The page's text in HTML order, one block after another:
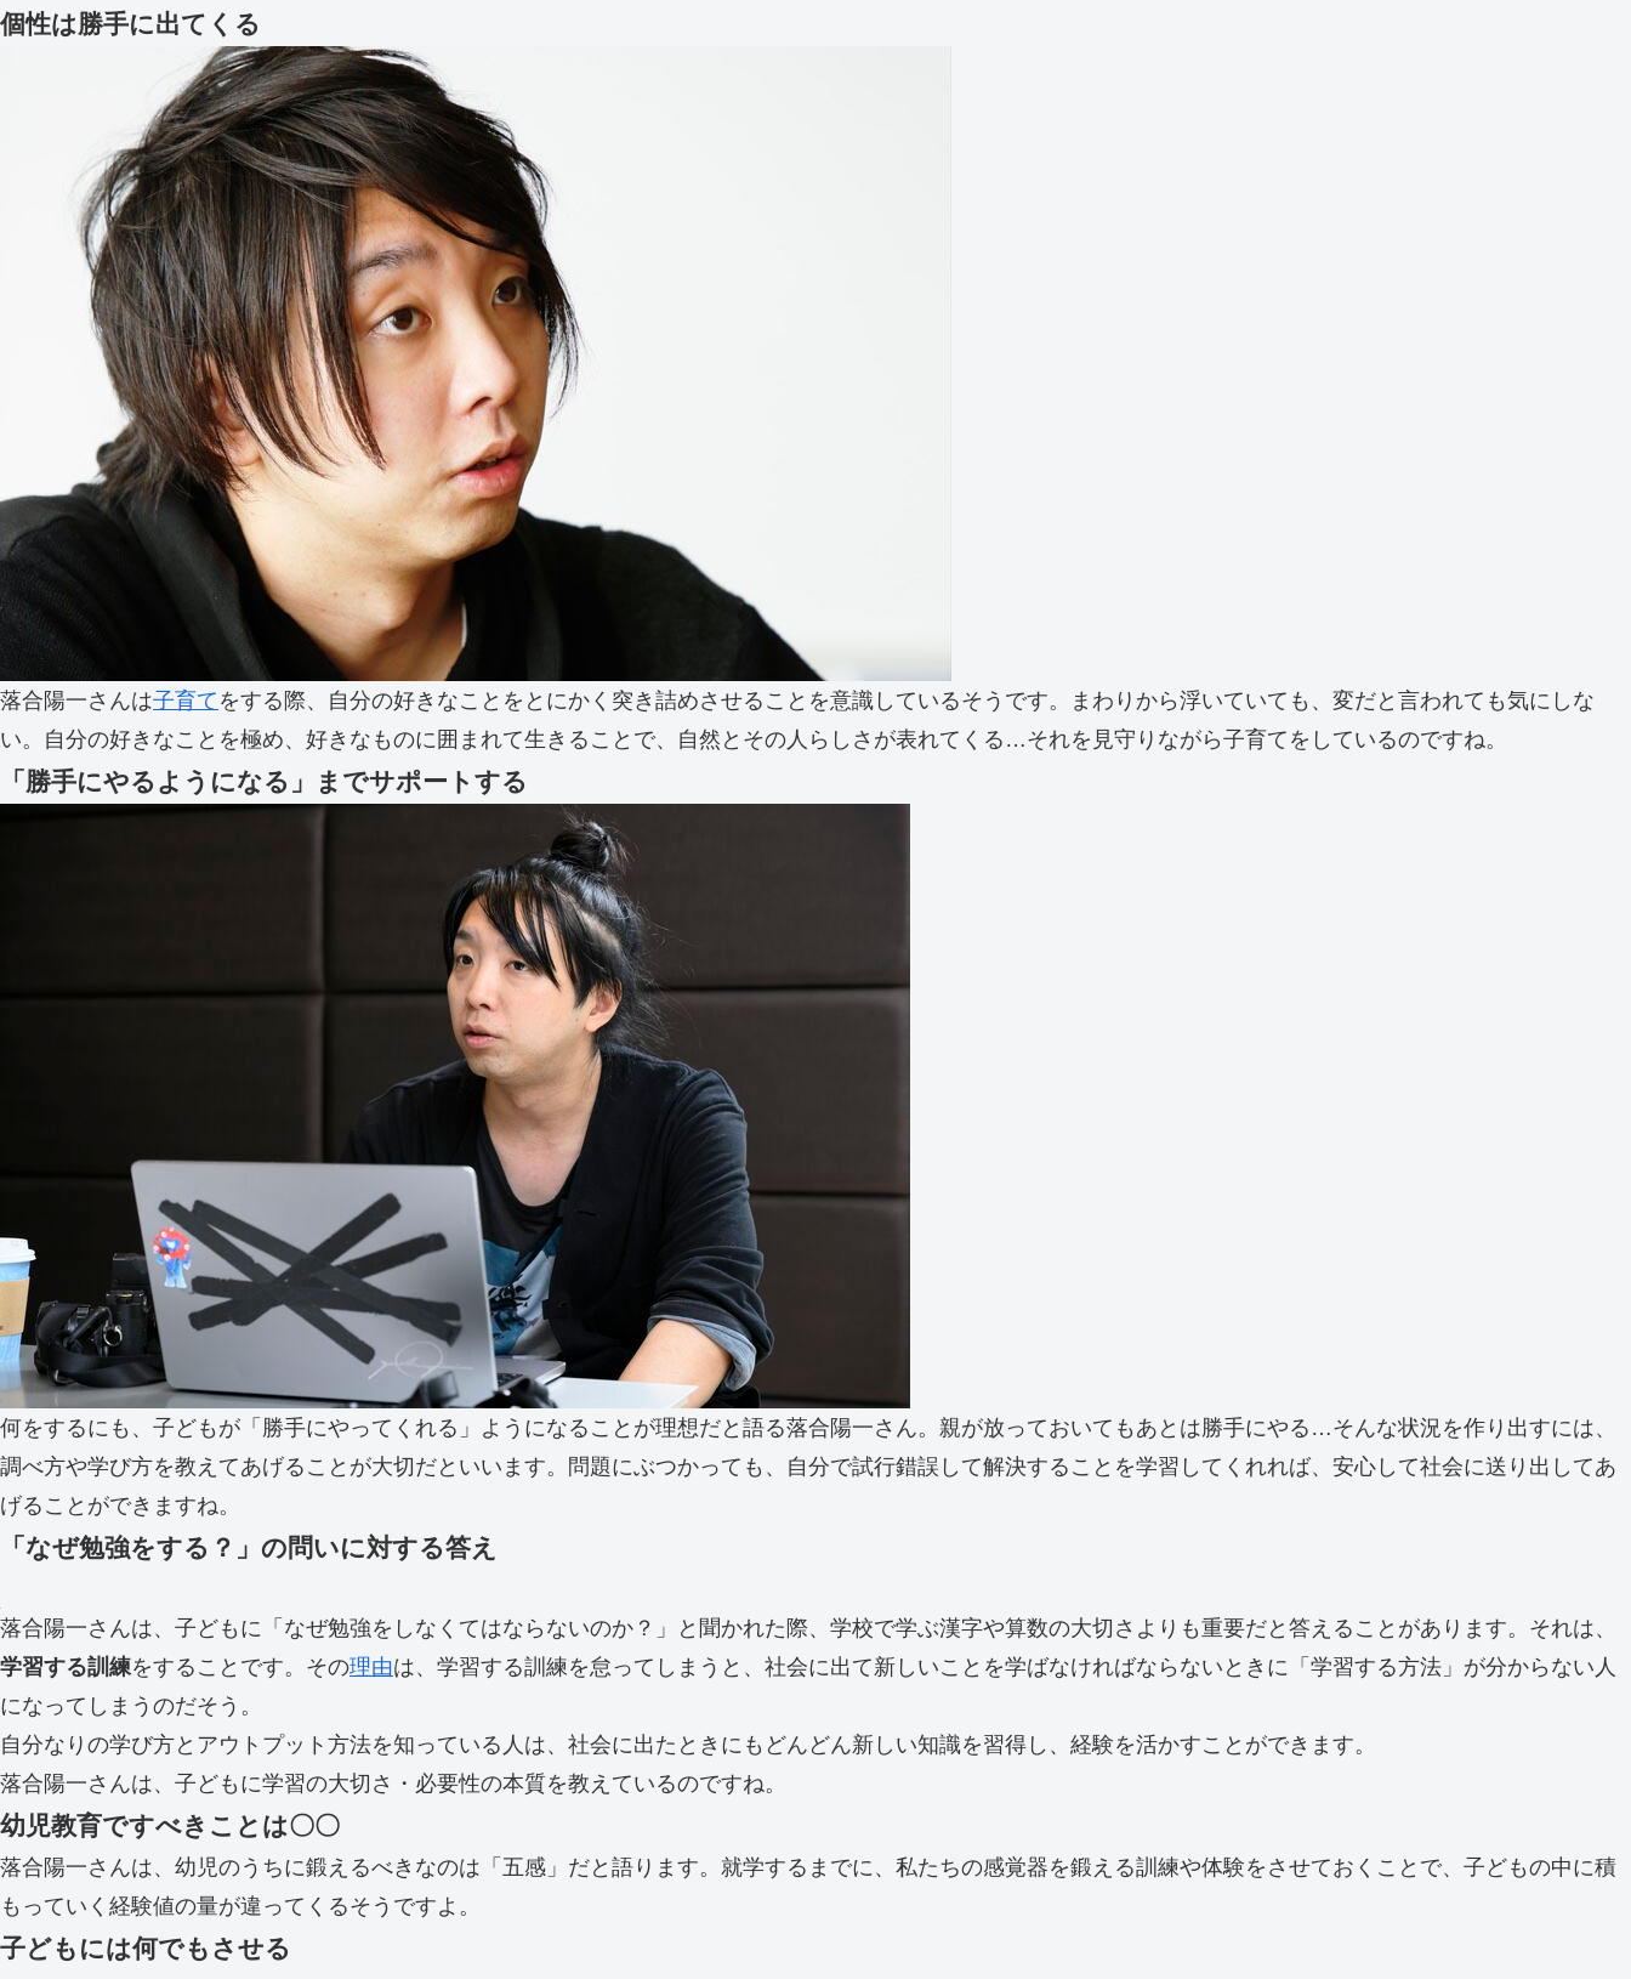
個性は勝手に出てくる
落合陽一さんは子育て をする際、自分の好きなことをとにかく突き詰めさせることを意識しているそうです。まわりから浮いていても、変だと言われても気にしな
い。自分の好きなことを極め、好きなものに囲まれて生きることで、自然とその人らしさが表れてくる…それを見守りながら子育てをしているのですね。
「勝手にやるようになる」までサポートする
何をするにも、子どもが「勝手にやってくれる」ようになることが理想だと語る落合陽一さん。親が放っておいてもあとは勝手にやる…そんな状況を作り出すには、
調べ方や学び方を教えてあげることが大切だといいます。問題にぶつかっても、自分で試行錯誤して解決することを学習してくれれば、安心して社会に送り出してあ
げることができますね。
「なぜ勉強をする？」の問いに対する答え